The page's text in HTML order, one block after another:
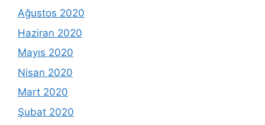
Ağustos 2020
Haziran 2020
Mayıs 2020
Nisan 2020
Mart 2020
Şubat 2020